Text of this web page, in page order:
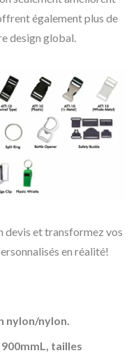
également plus de
design global.
devis et transformez vos
en réalité!
nylon/nylon.
tailles